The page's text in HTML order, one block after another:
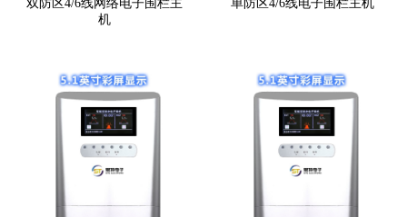
双防区4/6线网络电子围栏主
机
单防区4/6线电子围栏主机